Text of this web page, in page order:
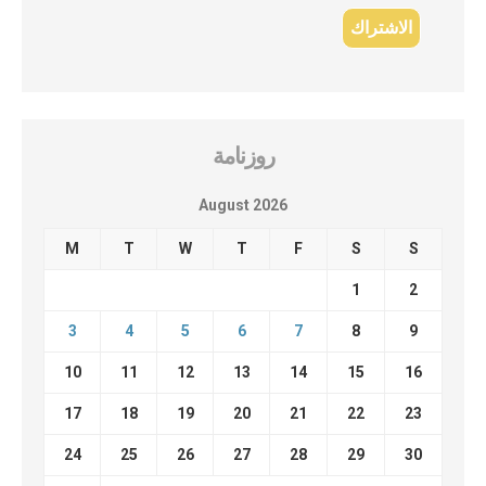
روزنامة
August 2026
M T W T F S S
1 2
3 4 5 6 7 8 9
10 11 12 13 14 15 16
17 18 19 20 21 22 23
24 25 26 27 28 29 30